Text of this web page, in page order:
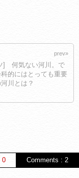
prev»
] 何気ない河川。で
科的にはとっても重要
川とは？
Comments : 2
0